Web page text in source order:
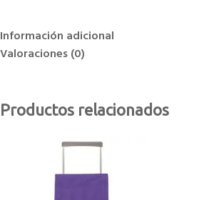
Información adicional
Valoraciones (0)
Productos relacionados